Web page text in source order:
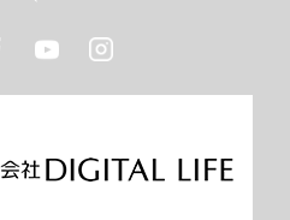
TwitterFacebookYoutube